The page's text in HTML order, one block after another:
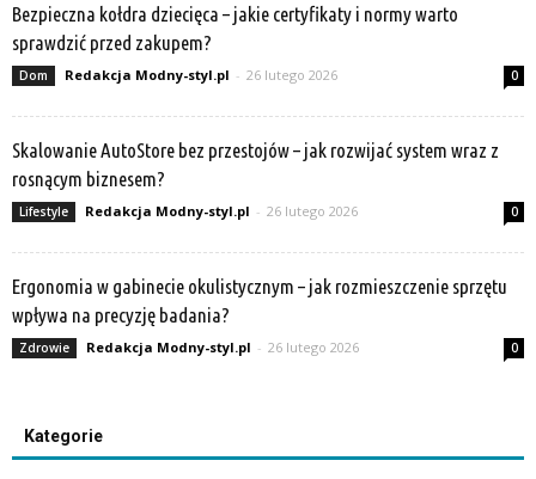
Bezpieczna kołdra dziecięca – jakie certyfikaty i normy warto
sprawdzić przed zakupem?
Dom Redakcja Modny-styl.pl - 26 lutego 2026 0
Skalowanie AutoStore bez przestojów – jak rozwijać system wraz z
rosnącym biznesem?
Lifestyle Redakcja Modny-styl.pl - 26 lutego 2026 0
Ergonomia w gabinecie okulistycznym – jak rozmieszczenie sprzętu
wpływa na precyzję badania?
Zdrowie Redakcja Modny-styl.pl - 26 lutego 2026 0
Kategorie